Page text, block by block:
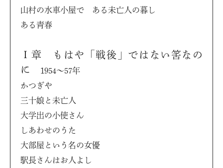
山村の水車小屋で ある未亡人の暮し
ある青春
Ⅰ章 もはや「戦後」ではない筈なの
に
1954〜57年
かつぎや
三十娘と未亡人
大学出の小使さん
しあわせのうた
大部屋という名の女優
駅長さんはお人よし